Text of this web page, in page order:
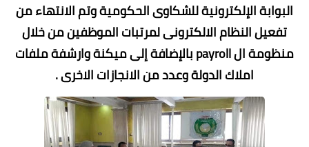
البوابة الإلكترونية للشكاوى الحكومية وتم الانتهاء من
تفعيل النظام الالكترونى لمرتبات الموظفين من خلال
منظومة ال payroll بالإضافة إلى ميكنة وارشفة ملفات
املاك الدولة وعدد من الانجازات الاخرى .